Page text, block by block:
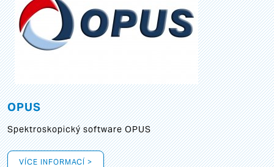
OPUS
Spektroskopický software OPUS
VÍCE INFORMACÍ >